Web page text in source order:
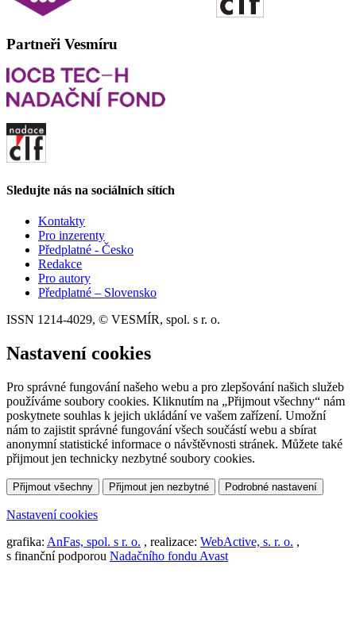
Partneři Vesmíru
Sledujte nás na sociálních sítích
Kontakty
Pro inzerenty
Předplatné - Česko
Redakce
Pro autory
Předplatné – Slovensko
ISSN 1214-4029, © VESMÍR, spol. s r. o.
Nastavení cookies
Pro správné fungování našeho webu a pro zlepšování našich služeb
používáme soubory cookies. Kliknutím na „Přijmout všechny“ nám
poskytnete souhlas k jejich ukládání ve vašem zařízení. Umožní
nám to zajistit správné fungování všech součástí webu a sbírat
anonymní statistické informace o návštěvnosti stránek. Můžete také
přijmout jen technicky nezbytné soubory cookies.
Přijmout všechny Přijmout jen nezbytné Podrobné nastavení
Nastavení cookies
grafika: AnFas, spol. s r. o. , realizace: WebActive, s. r. o. ,
s finanční podporou Nadačního fondu Avast